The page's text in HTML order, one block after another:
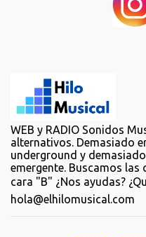
WEB y RADIO Sonidos
alternativos. Demasiado
underground y
emergente. Buscamos las
cara "B" ¿Nos ayudas?
hola@elhilomusical.com